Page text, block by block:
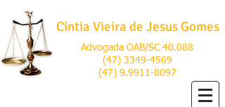
Cíntia Vieira de Jesus Gomes
Advogada OAB/SC 40.088
(47) 3349-4569
(47) 9.9911-8097